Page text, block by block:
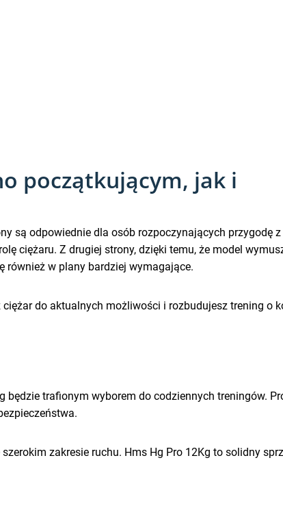
początkującym, jak i
są odpowiednie dla osób rozpoczynających przygodę z
ciężaru. Z drugiej strony, dzięki temu, że model
również w plany bardziej wymagające.
do aktualnych możliwości i rozbudujesz trening o
trafionym wyborem do codziennych treningów.
zakresie ruchu. Hms Hg Pro 12Kg to solidny